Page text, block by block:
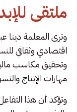
ملتقى
وترى المعلمة دينا
اقتصادي وثقافي
وتحقيق مكاسب
مهارات الإنتاج
وتؤكد أن هذا